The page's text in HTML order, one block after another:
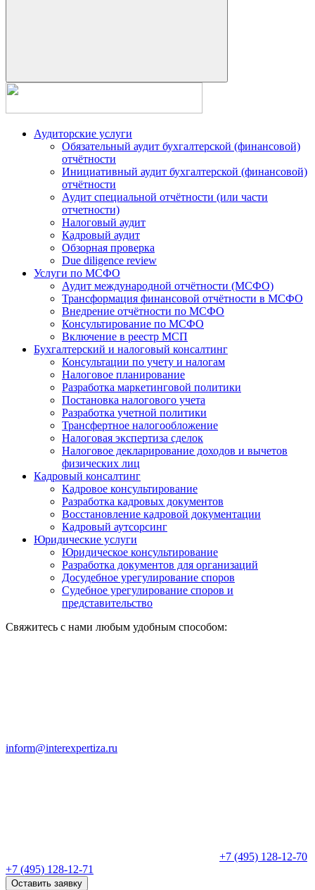
Аудиторские услуги
Обязательный аудит бухгалтерской (финансовой)
отчётности
Инициативный аудит бухгалтерской (финансовой)
отчётности
Аудит специальной отчётности (или части
отчетности)
Налоговый аудит
Кадровый аудит
Обзорная проверка
Due diligence review
Услуги по МСФО
Аудит международной отчётности (МСФО)
Трансформация финансовой отчётности в МСФО
Внедрение отчётности по МСФО
Консультирование по МСФО
Включение в реестр МСП
Бухгалтерский и налоговый консалтинг
Консультации по учету и налогам
Налоговое планирование
Разработка маркетинговой политики
Постановка налогового учета
Разработка учетной политики
Трансфертное налогообложение
Налоговая экспертиза сделок
Налоговое декларирование доходов и вычетов
физических лиц
Кадровый консалтинг
Кадровое консультирование
Разработка кадровых документов
Восстановление кадровой документации
Кадровый аутсорсинг
Юридические услуги
Юридическое консультирование
Разработка документов для организаций
Досудебное урегулирование споров
Судебное урегулирование споров и
представительство
Свяжитесь с нами любым удобным способом:
inform@interexpertiza.ru
+7 (495) 128-12-70
+7 (495) 128-12-71
Оставить заявку